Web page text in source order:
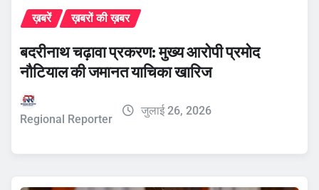
ख़बरें ख़बरों की ख़बर
बदरीनाथ चढ़ावा प्रकरण: मुख्य आरोपी प्रमोद
नौटियाल की जमानत याचिका खारिज
Regional Reporter
जुलाई 26, 2026